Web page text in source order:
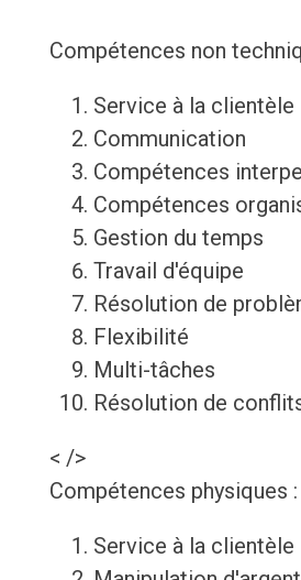
Compétences non
Service à la clientèle
Communication
Compétences
Compétences
Gestion du temps
Travail d'équipe
Résolution de
Flexibilité
Multi-tâches
Résolution de
< />
Compétences physiques :
Service à la clientèle